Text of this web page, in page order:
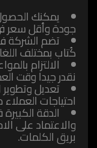
يمكنك
جودة وأقل سعر
تضم
كُتاب بمختلف
الالتزام
نقدر جيدا وقت
تعديل
احتياجات
الدقة
والاعتماد على
بريق الكلمات.